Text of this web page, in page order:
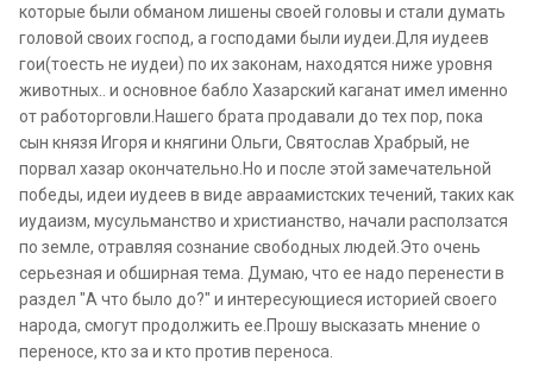
которые были обманом лишены своей головы и стали думать
головой своих господ, а господами были иудеи.Для иудеев
гои(тоесть не иудеи) по их законам, находятся ниже уровня
животных.. и основное бабло Хазарский каганат имел именно
от работорговли.Нашего брата продавали до тех пор, пока
сын князя Игоря и княгини Ольги, Святослав Храбрый, не
порвал хазар окончательно.Но и после этой замечательной
победы, идеи иудеев в виде авраамистских течений, таких как
иудаизм, мусульманство и христианство, начали расползатся
по земле, отравляя сознание свободных людей.Это очень
серьезная и обширная тема. Думаю, что ее надо перенести в
раздел "А что было до?" и интересующиеся историей своего
народа, смогут продолжить ее.Прошу высказать мнение о
переносе, кто за и кто против переноса.